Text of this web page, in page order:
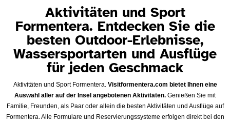
Aktivitäten und Sport
Formentera. Entdecken Sie die
besten Outdoor-Erlebnisse,
Wassersportarten und Ausflüge
für jeden Geschmack
Aktivitäten und Sport Formentera. Visitformentera.com bietet Ihnen eine
Auswahl aller auf der Insel angebotenen Aktivitäten. Genießen Sie mit
Familie, Freunden, als Paar oder allein die besten Aktivitäten und Ausflüge auf
Formentera. Alle Formulare und Reservierungssysteme erfolgen direkt bei den